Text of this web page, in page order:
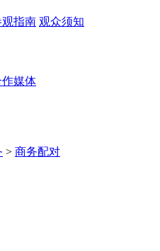
观指南 观众须知
作媒体
> 商务配对